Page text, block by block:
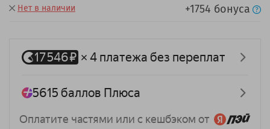
Нет в наличии +1754 бонуса